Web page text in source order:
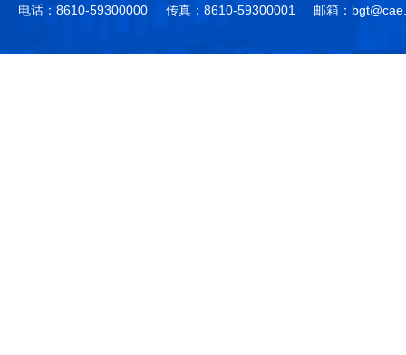
电话：8610-59300000
传真：8610-59300001 邮箱：